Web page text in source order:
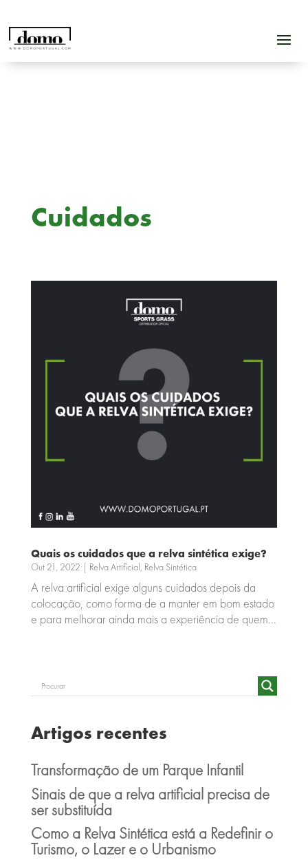
Cuidados
Quais os cuidados que a relva sintética exige?
Out 21, 2022 | Relva Artificial, Relva Sintética
A relva artificial exige alguns cuidados depois da
colocação, como forma de a manter em bom estado
e para melhorar ainda mais a experiência de quem...
Artigos recentes
Transformação de um Parque Infantil
Sinais de que a relva artificial precisa de
ser substituída
Como a Relva Sintética está a Redefinir o
Turismo, o Lazer e o Urbanismo